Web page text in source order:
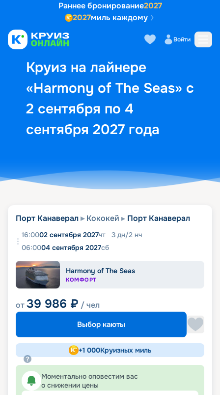
Раннее бронирование2027
2027миль каждому
Войти
Круиз на лайнере
«Harmony of The Seas» с
2 сентября по 4
сентября 2027 года
Выбор кают Маршрут и
Порт Канаверал Кококей Порт Канаверал
16:0002 сентября 2027чт 3 дн/2 нч
06:0004 сентября 2027сб
Harmony of The Seas
КОМФОРТ
от39 986 ₽ / чел
Выбор каюты
+1 000Круизных миль
Моментально оповестим вас
о снижении цены